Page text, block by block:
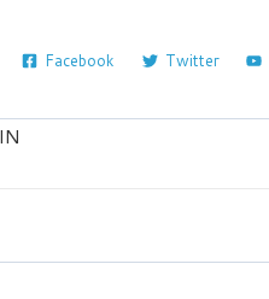
Facebook Twitter